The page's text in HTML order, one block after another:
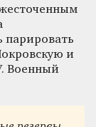
парировать
и
Военный